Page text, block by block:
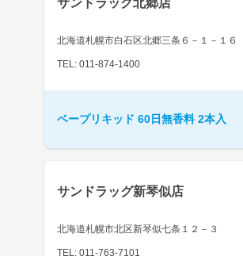
北海道札幌市白石区北郷三条６－１－１６
TEL: 011-874-1400
ベープリキッド 60日無香料 2本入
サンドラッグ新琴似店
北海道札幌市北区新琴似七条１２－３
TEL: 011-763-7101